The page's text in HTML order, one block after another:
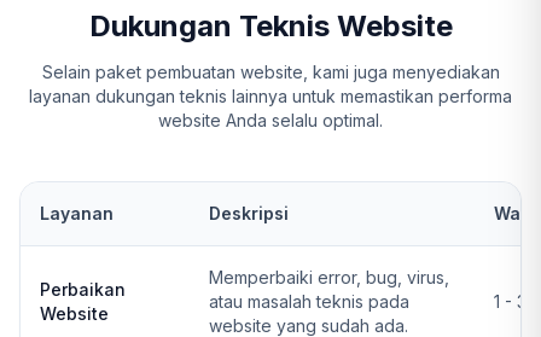
Dukungan Teknis Website
Selain paket pembuatan website, kami juga menyediakan
layanan dukungan teknis lainnya untuk memastikan performa
website Anda selalu optimal.
Layanan Deskripsi
Perbaikan
Website
Memperbaiki error, bug, virus,
atau masalah teknis pada
website yang sudah ada.
1 - 3